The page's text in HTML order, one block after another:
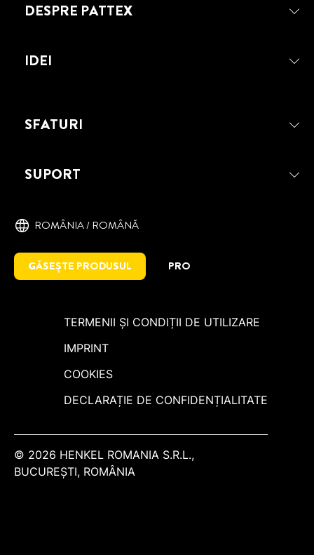
minute
DESPRE PATTEX
IDEI
SFATURI
SUPORT
ROMÂNIA / ROMÂNĂ
GĂSEȘTE PRODUSUL PRO
TERMENII ȘI CONDIȚII DE UTILIZARE
IMPRINT
COOKIES
DECLARAȚIE DE CONFIDENȚIALITATE
© 2026 HENKEL ROMANIA S.R.L.,
BUCUREŞTI, ROMÂNIA